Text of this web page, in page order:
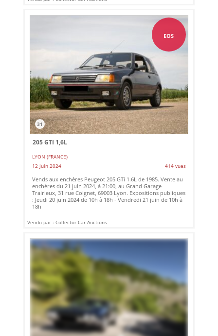
EOS
31
205 GTI 1,6L
LYON (FRANCE)
12 juin 2024
414 vues
Vends aux enchères Peugeot 205 GTi 1.6L de 1985. Vente au
enchères du 21 juin 2024, à 21:00, au Grand Garage
Trairieux, 31 rue Coignet, 69003 Lyon. Expositions publiques
: Jeudi 20 juin 2024 de 10h à 18h - Vendredi 21 juin de 10h à
18h
Vendu par : Collector Car Auctions